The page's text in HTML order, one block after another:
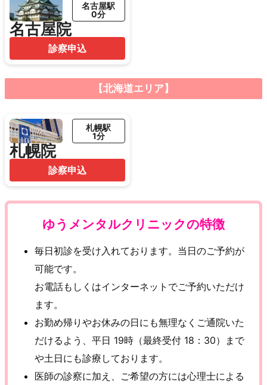
名古屋院
名古屋駅
0分
診察申込
【北海道エリア】
札幌院
札幌駅
1分
診察申込
ゆうメンタルクリニックの特徴
毎日初診を受け入れております。当日のご予約が
可能です。
お電話もしくはインターネットでご予約いただけ
ます。
お勤め帰りやお休みの日にも無理なくご通院いた
だけるよう、平日 19時（最終受付 18：30）まで
や土日にも診療しております。
医師の診察に加え、ご希望の方には心理士による